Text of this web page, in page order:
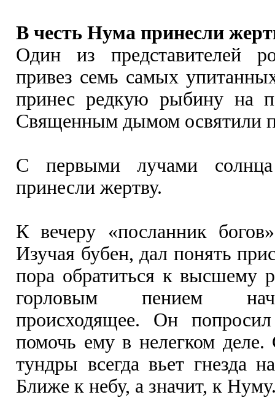
В честь Нума принесли
Один из представителей
привез семь самых
принес редкую рыбину на
Священным дымом освятили
С первыми лучами
принесли жертву.
К вечеру «посланник
Изучая бубен, дал понять
пора обратиться к высшему
горловым пением
происходящее. Он
помочь ему в нелегком
тундры всегда вьет гнезда
Ближе к небу, а значит, к